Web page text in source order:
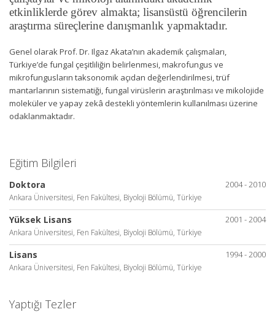
etkinliklerde görev almakta; lisansüstü öğrencilerin
araştırma süreçlerine danışmanlık yapmaktadır.
Genel olarak Prof. Dr. Ilgaz Akata’nın akademik çalışmaları,
Türkiye’de fungal çeşitliliğin belirlenmesi, makrofungus ve
mikrofungusların taksonomik açıdan değerlendirilmesi, trüf
mantarlarının sistematiği, fungal virüslerin araştırılması ve mikolojide
moleküler ve yapay zekâ destekli yöntemlerin kullanılması üzerine
odaklanmaktadır.
Eğitim Bilgileri
2004 - 2010
Doktora
Ankara Üniversitesi, Fen Fakültesi, Biyoloji Bölümü, Türkiye
2001 - 2004
Yüksek Lisans
Ankara Üniversitesi, Fen Fakültesi, Biyoloji Bölümü, Türkiye
1994 - 2000
Lisans
Ankara Üniversitesi, Fen Fakültesi, Biyoloji Bölümü, Türkiye
Yaptığı Tezler